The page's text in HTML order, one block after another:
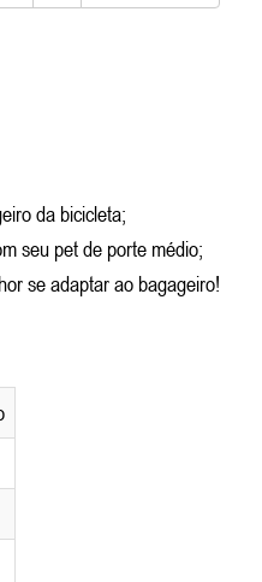
da bicicleta;
seu pet de porte médio;
se adaptar ao bagageiro!